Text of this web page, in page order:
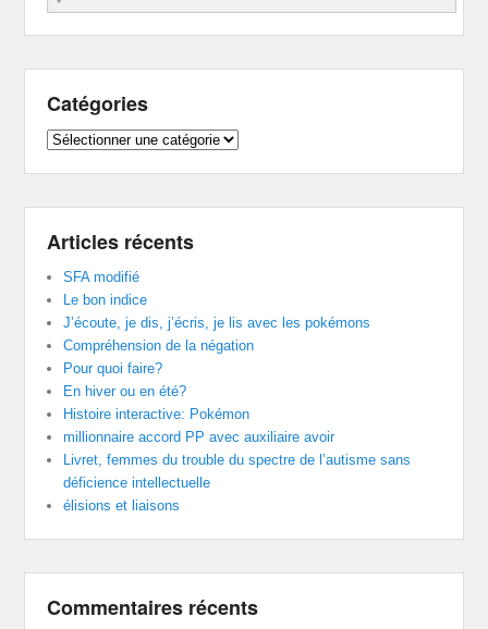
Catégories
Catégories
Articles récents
SFA modifié
Le bon indice
J’écoute, je dis, j’écris, je lis avec les pokémons
Compréhension de la négation
Pour quoi faire?
En hiver ou en été?
Histoire interactive: Pokémon
millionnaire accord PP avec auxiliaire avoir
Livret, femmes du trouble du spectre de l’autisme sans
déficience intellectuelle
élisions et liaisons
Commentaires récents